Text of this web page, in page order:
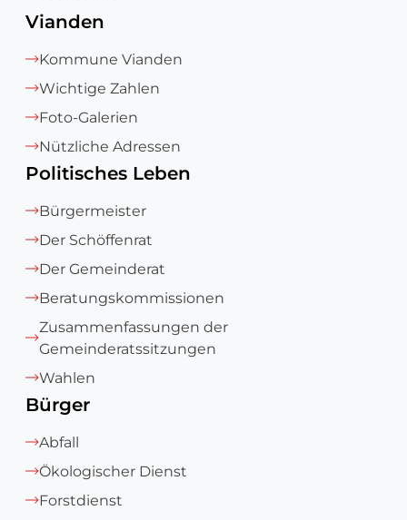
Vianden
Kommune Vianden
Wichtige Zahlen
Foto-Galerien
Nützliche Adressen
Politisches Leben
Bürgermeister
Der Schöffenrat
Der Gemeinderat
Beratungskommissionen
Zusammenfassungen der
Gemeinderatssitzungen
Wahlen
Bürger
Abfall
Ökologischer Dienst
Forstdienst